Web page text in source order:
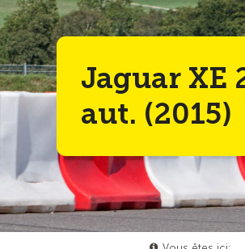
Jaguar XE
aut. (2015)